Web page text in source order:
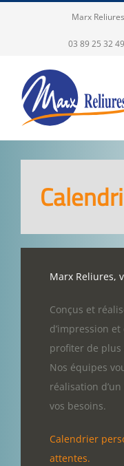
Marx
03 89 25 32 49
Marx Reliures,
Conçus et
d’impression
profiter de plus
Nos équipes
réalisation
vos besoins.
Calendrier
attentes.